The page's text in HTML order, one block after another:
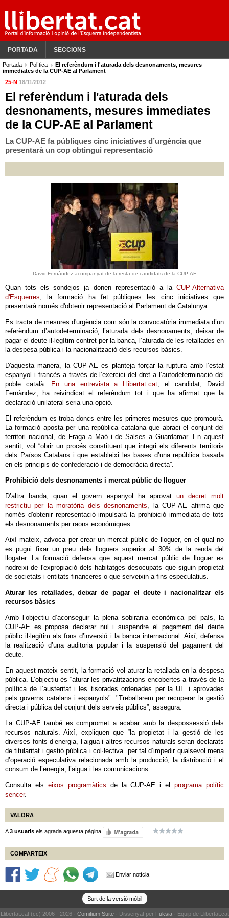
PORTADA SECCIONS
Portada Política
El referèndum i l'aturada dels desnonaments, mesures
immediates de la CUP-AE al Parlament
25-N 18/11/2012
El referèndum i l'aturada dels
desnonaments, mesures immediates
de la CUP-AE al Parlament
La CUP-AE fa públiques cinc iniciatives d’urgència que
presentarà un cop obtingui representació
David Fernàndez acompanyat de la resta de candidats de la CUP-AE
Quan tots els sondejos ja donen representació a la CUP-Alternativa
d'Esquerres, la formació ha fet públiques les cinc iniciatives que
presentarà només d'obtenir representació al Parlament de Catalunya.
Es tracta de mesures d'urgència com són la convocatòria immediata d’un
referèndum d’autodeterminació, l’aturada dels desnonaments, deixar de
pagar el deute il·legítim contret per la banca, l’aturada de les retallades en
la despesa pública i la nacionalització dels recursos bàsics.
D'aquesta manera, la CUP-AE es planteja forçar la ruptura amb l’estat
espanyol i francès a través de l’exercici del dret a l’autodeterminació del
poble català.
En una entrevista a Llibertat.cat, el candidat, David
Fernàndez, ha reivindicat el referèndum tot i que ha afirmat que la
declaració unilateral seria una opció.
El referèndum es troba doncs entre les primeres mesures que promourà.
La formació aposta per una república catalana que abraci el conjunt del
territori nacional, de Fraga a Maó i de Salses a Guardamar. En aquest
sentit, vol “obrir un procés constituent que integri els diferents territoris
dels Països Catalans i que estableixi les bases d’una república basada
en els principis de confederació i de democràcia directa”.
Prohibició dels desnonaments i mercat públic de lloguer
D’altra banda, quan el govern espanyol ha aprovat un decret molt
restrictiu per la moratòria dels desnonaments, la CUP-AE afirma que
només d'obtenir representació impulsarà la prohibició immediata de tots
els desnonaments per raons econòmiques.
Així mateix, advoca per crear un mercat públic de lloguer, en el qual no
es pugui fixar un preu dels lloguers superior al 30% de la renda del
llogater. La formació defensa que aquest mercat públic de lloguer es
nodreixi de l'expropiació dels habitatges desocupats que siguin propietat
de societats i entitats financeres o que serveixin a fins especulatius.
Aturar les retallades, deixar de pagar el deute i nacionalitzar els
recursos bàsics
Amb l’objectiu d’aconseguir la plena sobirania econòmica pel país, la
CUP-AE es proposa declarar nul i suspendre el pagament del deute
públic il·legítim als fons d’inversió i la banca internacional. Així, defensa
la realització d’una auditoria popular i la suspensió del pagament del
deute.
En aquest mateix sentit, la formació vol aturar la retallada en la despesa
pública. L’objectiu és “aturar les privatitzacions encobertes a través de la
política de l’austeritat i les tisorades ordenades per la UE i aprovades
pels governs catalans i espanyols". "Treballarem per recuperar la gestió
directa i pública del conjunt dels serveis públics”, assegura.
La CUP-AE també es compromet a acabar amb la despossessió dels
recursos naturals. Així, expliquen que “la propietat i la gestió de les
diverses fonts d’energia, l’aigua i altres recursos naturals seran declarats
de titularitat i gestió pública i col·lectiva” per tal d’impedir qualsevol mena
d’operació especulativa relacionada amb la producció, la distribució i el
consum de l’energia, l’aigua i les comunicacions.
Consulta els eixos programàtics de la CUP-AE i elprograma polític
sencer.
VALORA
A3 usuaris els agrada aquesta pàgina
COMPARTEIX
Enviar notícia
Surt de la versió mòbil
Llibertat.cat (cc) 2006 - 2026 · Comitium Suite· Dissenyat per Fuksia· Equip de Llibertat.cat